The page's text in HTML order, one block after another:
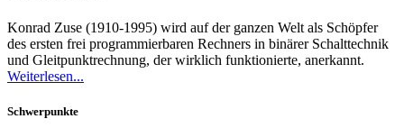
Konrad Zuse (1910-1995) wird auf der ganzen Welt als Schöpfer
des ersten frei programmierbaren Rechners in binärer Schalttechnik
und Gleitpunktrechnung, der wirklich funktionierte, anerkannt.
Weiterlesen...
Schwerpunkte